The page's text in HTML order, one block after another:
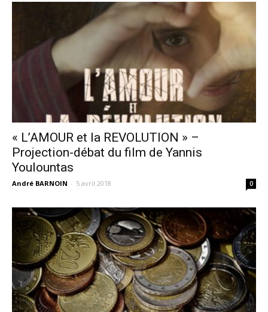
« L’AMOUR et la REVOLUTION » –
Projection-débat du film de Yannis
Youlountas
André BARNOIN - 5 avril 2018 0